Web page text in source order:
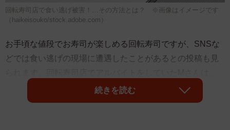
回転寿司店で食い逃げ被害！…その方法とは？ ※画像はイメージです
（haikeisouko/stock.adobe.com）
お手頃な値段でお寿司が楽しめる回転寿司ですが、SNSな
どでは食い逃げの現場に遭遇したことがあるとの投稿も見
実際にそうした場面に出くわしたことがあるそうです。話
を聞きました。
続きを読む